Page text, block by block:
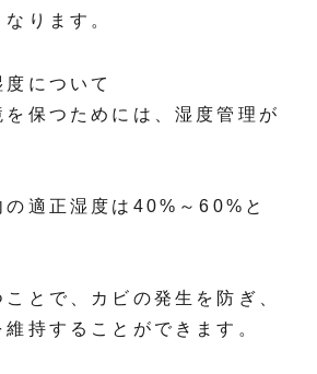
ります。
について
保つためには、湿度管理が
の適正湿度は40%～60%と
とで、カビの発生を防ぎ、
持することができます。